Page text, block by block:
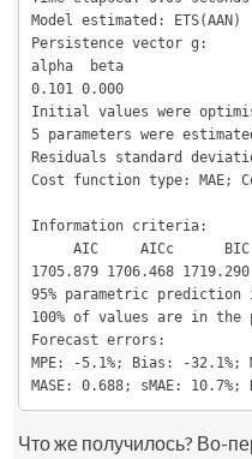
Model estimated: ETS(AAN)
Persistence vector g:
alpha  beta
0.101 0.000
Initial values were
5 parameters were
Residuals standard
Cost function type: MAE;
Information criteria:
     AIC     AICc      BIC
1705.879 1706.468 1719.290
95% parametric
100% of values are in
Forecast errors:
MPE: -5.1%; Bias: -32.1%;
MASE: 0.688; sMAE: 10.7%;
Что же получилось? Во-